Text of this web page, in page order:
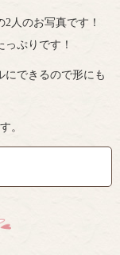
人のお写真です！
ぷりです！
にできるので形にも
。